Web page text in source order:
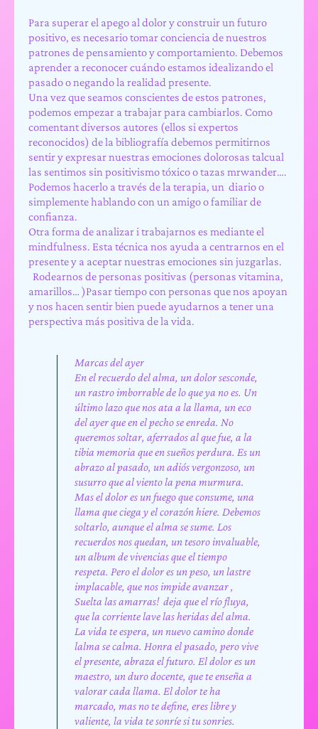
Para superar el apego al dolor y construir un futuro
positivo, es necesario tomar conciencia de nuestros
patrones de pensamiento y comportamiento. Debemos
aprender a reconocer cuándo estamos idealizando el
pasado o negando la realidad presente.
Una vez que seamos conscientes de estos patrones,
podemos empezar a trabajar para cambiarlos. Como
comentant diversos autores (ellos si expertos
reconocidos) de la bibliografía debemos permitirnos
sentir y expresar nuestras emociones dolorosas talcual
las sentimos sin positivismo tóxico o tazas mrwander….
Podemos hacerlo a través de la terapia, un diario o
simplemente hablando con un amigo o familiar de
confianza.
Otra forma de analizar i trabajarnos es mediante el
mindfulness. Esta técnica nos ayuda a centrarnos en el
presente y a aceptar nuestras emociones sin juzgarlas.
Rodearnos de personas positivas (personas vitamina,
amarillos… )Pasar tiempo con personas que nos apoyan
y nos hacen sentir bien puede ayudarnos a tener una
perspectiva más positiva de la vida.
Marcas del ayer
En el recuerdo del alma, un dolor sesconde,
un rastro imborrable de lo que ya no es. Un
último lazo que nos ata a la llama, un eco
del ayer que en el pecho se enreda. No
queremos soltar, aferrados al que fue, a la
tibia memoria que en sueños perdura. Es un
abrazo al pasado, un adiós vergonzoso, un
susurro que al viento la pena murmura.
Mas el dolor es un fuego que consume, una
llama que ciega y el corazón hiere. Debemos
soltarlo, aunque el alma se sume. Los
recuerdos nos quedan, un tesoro invaluable,
un album de vivencias que el tiempo
respeta. Pero el dolor es un peso, un lastre
implacable, que nos impide avanzar ,
Suelta las amarras! deja que el río fluya,
que la corriente lave las heridas del alma.
La vida te espera, un nuevo camino donde
lalma se calma. Honra el pasado, pero vive
el presente, abraza el futuro. El dolor es un
maestro, un duro docente, que te enseña a
valorar cada llama. El dolor te ha
marcado, mas no te define, eres libre y
valiente, la vida te sonríe si tu sonries.